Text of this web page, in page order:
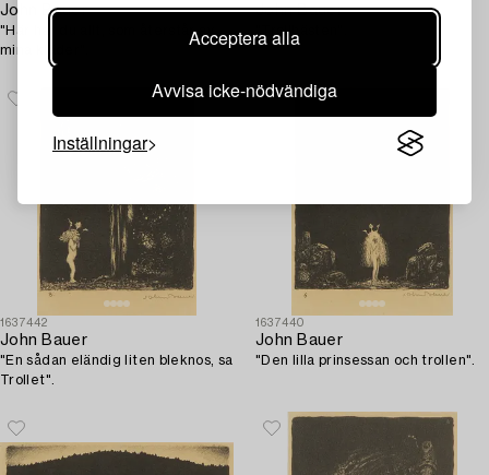
Acceptera alla
Avvisa icke-nödvändiga
Inställningar
John Bauer
"Här har du allt, som återstår av
mina kläder".
John Bauer
"Trollhästen".
1637442
John Bauer
"En sådan eländig liten bleknos, sa
Trollet".
1637440
John Bauer
"Den lilla prinsessan och trollen".